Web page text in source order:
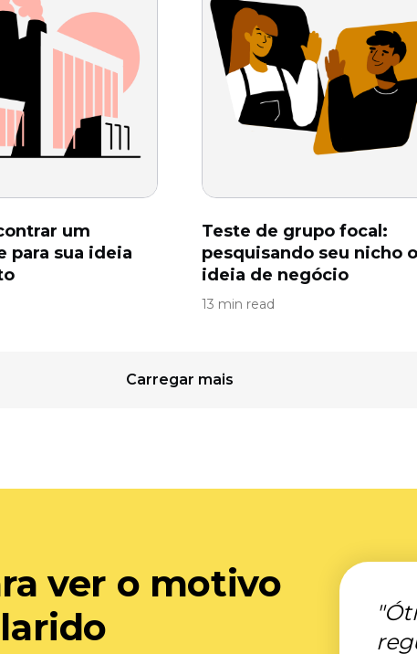
um
para sua ideia
Teste de grupo focal:
pesquisando seu nicho
ideia de negócio
13 min read
Carregar mais
ver o motivo